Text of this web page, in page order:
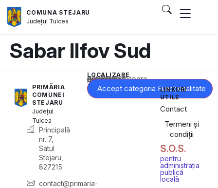
COMUNA STEJARU
Județul Tulcea
Sabar Ilfov Sud
PRIMĂRIA
COMUNEI
STEJARU
Județul
Tulcea
Principală
nr. 7,
Satul
Stejaru,
827215
contact@primaria-
LOCALIZARE
Acest conținut este blocat până când acceptați categoria corespunzătoare de cookie-uri.
Accept categoria Funcționalitate
LINKURI
UTILE
Contact
Termeni și
condiții
S.O.S.
pentru
administrația
publică
locală